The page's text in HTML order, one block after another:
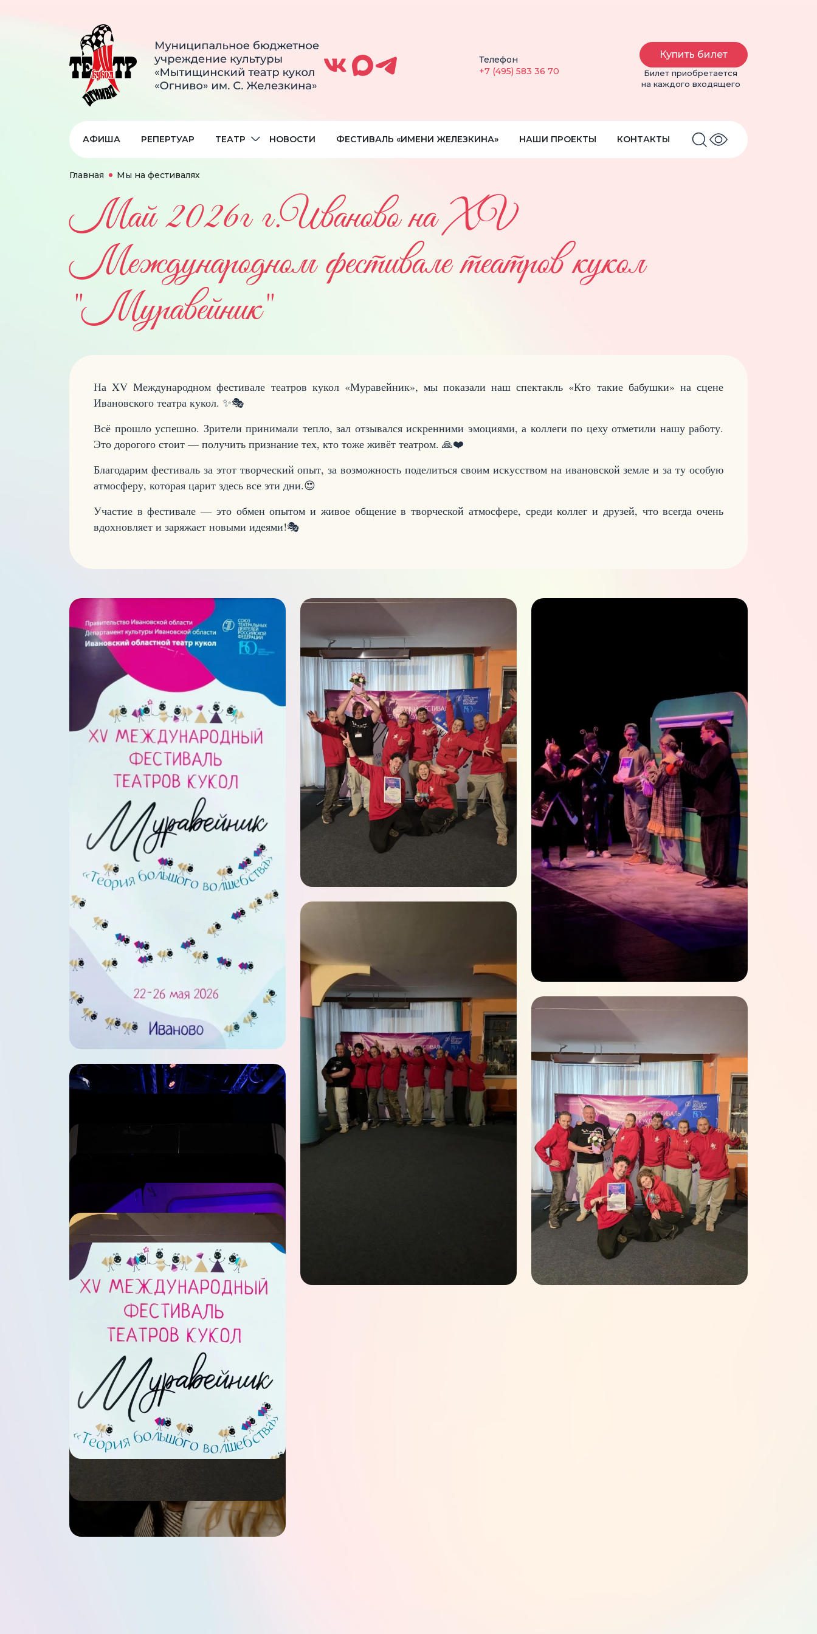
Телефон
+7 (495) 583 36 70
Билет приобретается
на каждого входящего
Купить билет
АФИША РЕПЕРТУАР ТЕАТР НОВОСТИ ФЕСТИВАЛЬ «ИМЕНИ ЖЕЛЕЗКИНА» НАШИ ПРОЕКТЫ КОНТАКТЫ
Главная Мы на фестивалях
Май 2026г г.Иваново на XV
Международном фестивале театров кукол
"Муравейник"
На XV Международном фестивале театров кукол «Муравейник», мы показали наш спектакль «Кто такие бабушки» на сцене
Ивановского театра кукол. ✨🎭
Всё прошло успешно. Зрители принимали тепло, зал отзывался искренними эмоциями, а коллеги по цеху отметили нашу работу.
Это дорогого стоит — получить признание тех, кто тоже живёт театром. 🙏❤
Благодарим фестиваль за этот творческий опыт, за возможность поделиться своим искусством на ивановской земле и за ту особую
атмосферу, которая царит здесь все эти дни.😍
Участие в фестивале — это обмен опытом и живое общение в творческой атмосфере, среди коллег и друзей, что всегда очень
вдохновляет и заряжает новыми идеями!🎭